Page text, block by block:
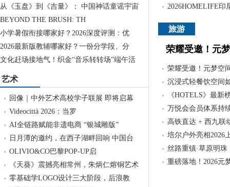
从《玉盘》到《吉量》： 中国神话童谣宇宙
BEYOND THE BRUSH: TH
小学暑假衔接哪家好？2026深度评测：优
2026最新版教辅哪家好？一份分学段、分
文化赶场接地气！织金“音乐转转场”端午活
艺术
回像｜中外艺术高校学子联展 即将启幕
Videocittà 2026：当罗
AI全链路赋能非遗电商 “银城雕版”
日月潭的邀约，在西子湖畔回响 中国台
OLIVIO&CO巴黎POP-UP启
《天葵》震撼亮相常州，朱炳仁熔铜艺术
零基础学LOGO设计三大阶段，后浪教
2026HOMELIFE印
旅游
荣耀受邀！元
荣耀受邀！元梦空
沉浸式轻餐饮空间
《HOTELS》最新
万悦会会员体系持
高铁直达 + 西九联
培尔户外亮相2026
丝路重镇·草原明
重磅落地！2026元